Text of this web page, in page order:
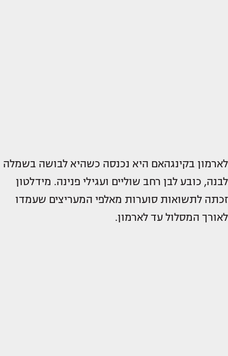
לארמון בקינגהאם היא נכנסה כשהיא לבושה בשמלה
לבנה, כובע לבן רחב שוליים ועגילי פנינה. מידלטון
זכתה לתשואות סוערות מאלפי המעריצים שעמדו
לאורך המסלול עד לארמון.